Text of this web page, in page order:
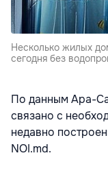
Несколько жилых
сегодня без
По данным Apa-
связано с
недавно
NOI.md.